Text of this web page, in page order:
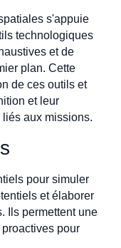
s'appuie
technologiques
et de
plan. Cette
de ces outils et
et leur
aux missions.
pour simuler
et élaborer
Ils permettent une
pour